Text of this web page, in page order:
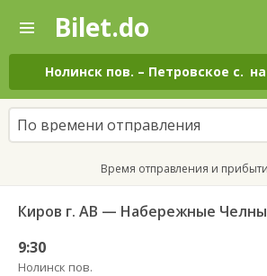
—
Поиск
и
покупка
билетов
на
автобус
онлайн
Bilet.do
Нолинск пов. – Петровское с.
По времени отправления
Время отправления и
Киров г. АВ — Набережные
9:30
Нолинск пов.